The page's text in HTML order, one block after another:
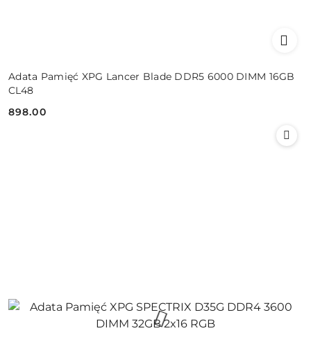
Adata Pamięć XPG Lancer Blade DDR5 6000 DIMM 16GB
CL48
Cena:
898.00